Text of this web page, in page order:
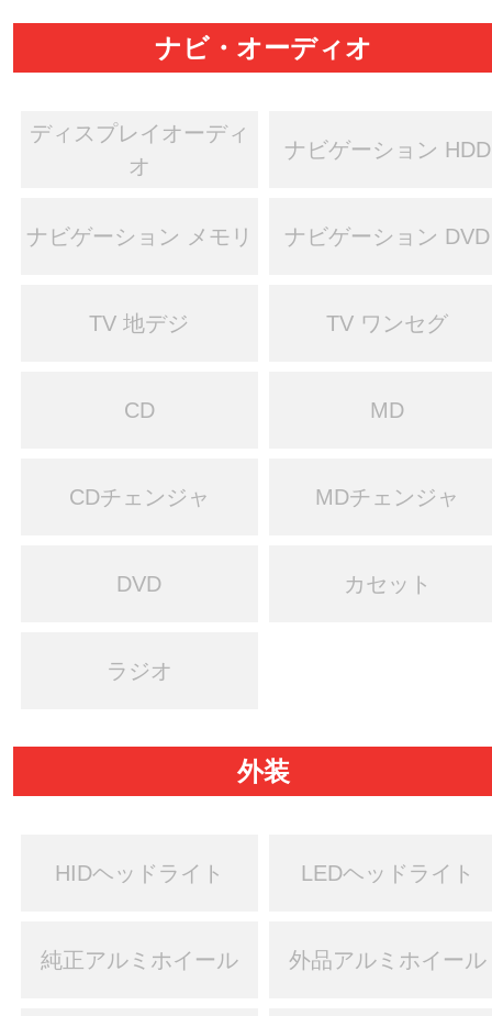
ナビ・オーディオ
ディスプレイオーディ
オ
ナビゲーション HDD
ナビゲーション メモリ ナビゲーション DVD
TV 地デジ TV ワンセグ
CD MD
CDチェンジャ MDチェンジャ
DVD カセット
ラジオ
外装
HIDヘッドライト LEDヘッドライト
純正アルミホイール 外品アルミホイール